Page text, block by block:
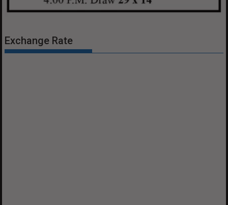
Exchange Rate